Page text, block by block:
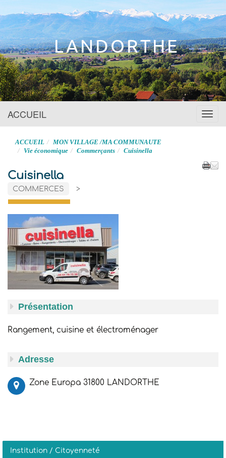
LANDORTHE
Menu
ACCUEIL
ACCUEIL
MON VILLAGE /MA COMMUNAUTE
Vie économique
Commerçants Cuisinella
Cuisinella
COMMERCES
Présentation
Rangement, cuisine et électroménager
Adresse
Zone Europa 31800 LANDORTHE
Institution / Citoyenneté